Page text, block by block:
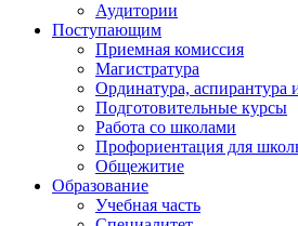
Аудитории
Поступающим
Приемная комиссия
Магистратура
Ординатура, аспирантура
Подготовительные курсы
Работа со школами
Профориентация для
Общежитие
Образование
Учебная часть